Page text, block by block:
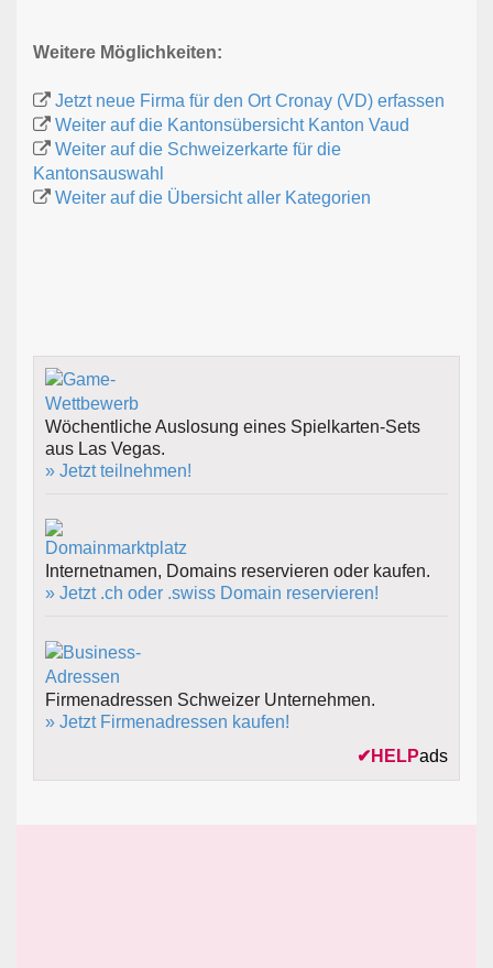
Weitere Möglichkeiten:
Jetzt neue Firma für den Ort Cronay (VD) erfassen
Weiter auf die Kantonsübersicht Kanton Vaud
Weiter auf die Schweizerkarte für die
Kantonsauswahl
Weiter auf die Übersicht aller Kategorien
Wöchentliche Auslosung eines Spielkarten-Sets
aus Las Vegas.
» Jetzt teilnehmen!
Internetnamen, Domains reservieren oder kaufen.
» Jetzt .ch oder .swiss Domain reservieren!
Firmenadressen Schweizer Unternehmen.
» Jetzt Firmenadressen kaufen!
✔ HELPads